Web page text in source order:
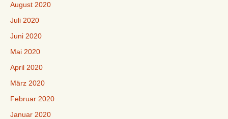
August 2020
Juli 2020
Juni 2020
Mai 2020
April 2020
März 2020
Februar 2020
Januar 2020